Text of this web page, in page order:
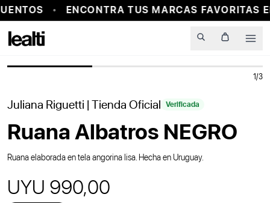
ENCONTRA TUS MARCAS FAVORITAS
PROBADOR VIRTUAL
1/3
Juliana Riguetti | Tienda Oficial Verificada
Ruana Albatros NEGRO
Ruana elaborada en tela angorina lisa. Hecha en Uruguay.
UYU 990,00